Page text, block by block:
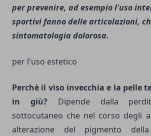
per prevenire, ad esempio l'uso
sportivi fanno delle articolazioni,
sintomatologia dolorosa.
per l'uso estetico
Perchè il viso invecchia e la pelle
in giù? Dipende dalla
sottocutaneo che nel corso degli
alterazione del pigmento